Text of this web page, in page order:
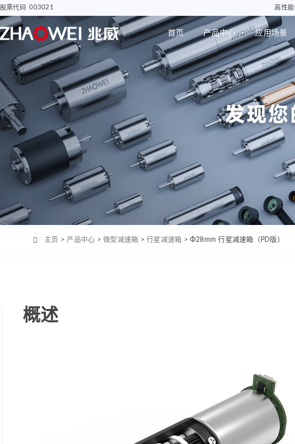
股票代码 003021 高性能
首页 产品中心
步进电机
电机
拇指并排直线电机
Φ12mm拇指直线电机
Φ12mm掌心直线电
Φ12mm掌心直线电
Φ8mm 编码器
Φ12mm 编码器
Φ22mm 编码器
Φ38mm 编码器
无刷空心杯电机
Φ4mm（MC0408）
Φ6mm（CL0623）
Φ22mm （MC2232）
Φ22mm（MC2250）
行星减速箱
PD版本
ZWPD
ZWPD
ZWPD
ZWPD
ZWPD
ZWPD
ZWPD
应用场景
智能汽车屏幕解决方案
电子驻车MGU
智能尾门伸缩
骨科手术创面清洗泵
胰岛素注射泵
工
高
研发实力 设计实力
企业动态 展会活动
公司介绍 可持续发展
主页 > 产品中心 >微型减速箱 >行星减速箱 > Φ28mm 行星减速箱（PD版）
概述